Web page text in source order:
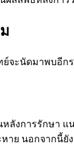
ะนัดมาพบอีก
งการรักษา
าย นอกจากนี้